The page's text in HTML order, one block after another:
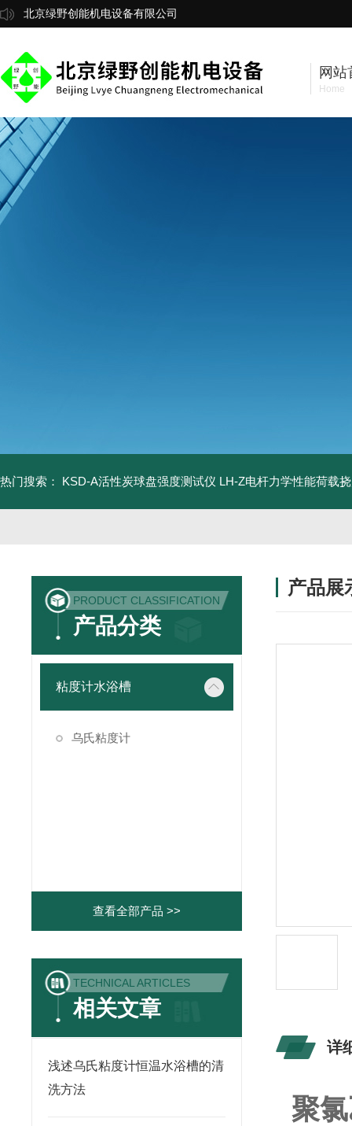
北京绿野创能机电设备有限公司
网站
Home
热门搜索： KSD-A活性炭球盘强度测试仪 LH-Z电杆力学性能荷载
PRODUCT CLASSIFICATION
产品分类
粘度计水浴槽
乌氏粘度计
查看全部产品 >>
TECHNICAL ARTICLES
相关文章
浅述乌氏粘度计恒温水浴槽的清
洗方法
产品展
详
聚